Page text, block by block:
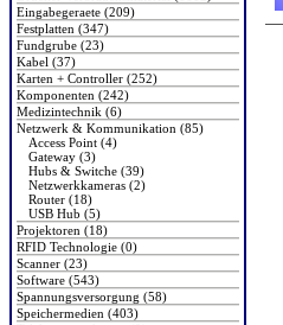
Eingabegeraete (209)
Festplatten (347)
Fundgrube (23)
Kabel (37)
Karten + Controller (252)
Komponenten (242)
Medizintechnik (6)
Netzwerk & Kommunikation (85)
Access Point (4)
Gateway (3)
Hubs & Switche (39)
Netzwerkkameras (2)
Router (18)
USB Hub (5)
Projektoren (18)
RFID Technologie (0)
Scanner (23)
Software (543)
Spannungsversorgung (58)
Speichermedien (403)